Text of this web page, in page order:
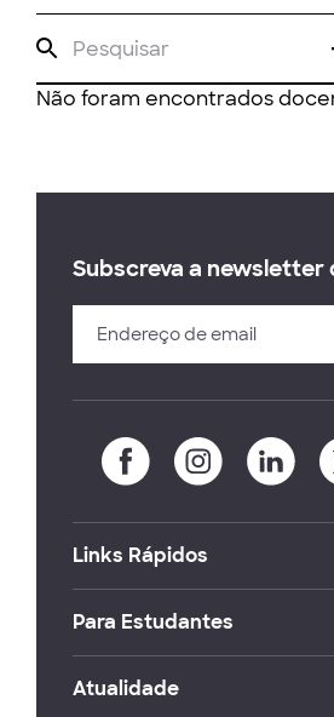
Não foram encontrados
Subscreva a newsletter
Links Rápidos
Para Estudantes
Atualidade